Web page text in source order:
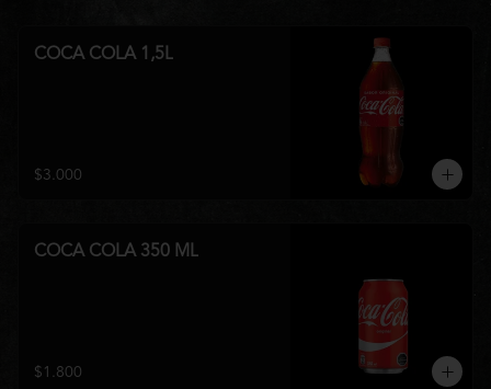
COCA COLA 1,5L
$3.000
COCA COLA 350 ML
$1.800